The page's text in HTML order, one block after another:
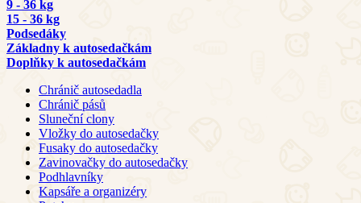
9 - 36 kg
15 - 36 kg
Podsedáky
Základny k autosedačkám
Doplňky k autosedačkám
Chránič autosedadla
Chránič pásů
Sluneční clony
Vložky do autosedačky
Fusaky do autosedačky
Zavinovačky do autosedačky
Podhlavníky
Kapsáře a organizéry